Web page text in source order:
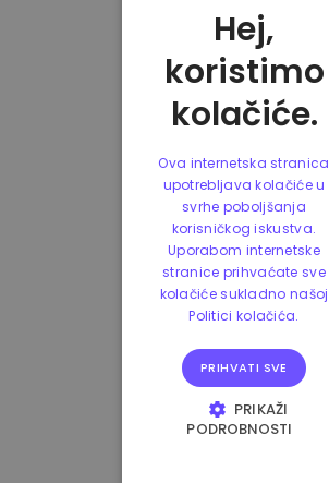
Hej,
koristimo
kolačiće.
Ova internetska stranica
upotrebljava kolačiće u
svrhe poboljšanja
korisničkog iskustva.
Uporabom internetske
stranice prihvaćate sve
kolačiće sukladno našoj
Politici kolačića.
PRIHVATI SVE
PRIKAŽI
PODROBNOSTI